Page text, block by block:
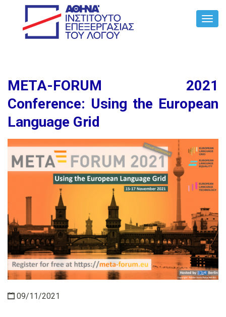
META-FORUM 2021
Conference: Using the European
Language Grid
09/11/2021